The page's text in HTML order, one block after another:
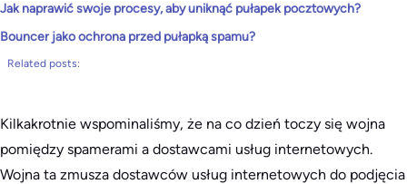
Jak naprawić swoje procesy, aby uniknąć pułapek pocztowych?
Bouncer jako ochrona przed pułapką spamu?
Related posts:
Kilkakrotnie wspominaliśmy, że na co dzień toczy się wojna
pomiędzy spamerami a dostawcami usług internetowych.
Wojna ta zmusza dostawców usług internetowych do podjęcia